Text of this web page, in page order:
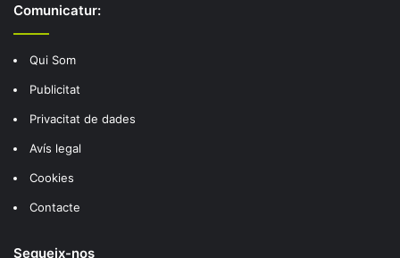
Comunicatur:
Qui Som
Publicitat
Privacitat de dades
Avís legal
Cookies
Contacte
Segueix-nos